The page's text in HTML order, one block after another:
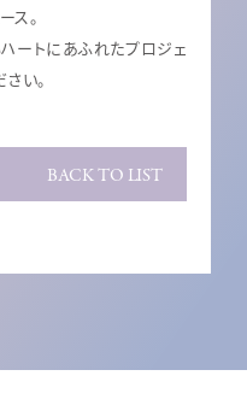
ス。
ートにあふれたプロジェ
い。
BACK TO LIST